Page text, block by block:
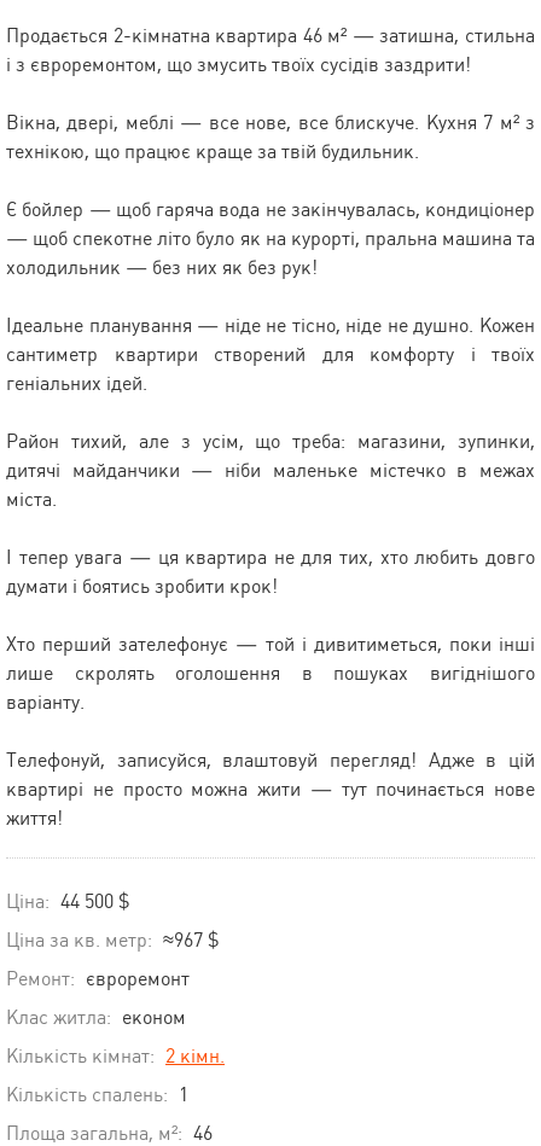
Продається 2-кімнатна квартира 46 м² — затишна, стильна
і з євроремонтом, що змусить твоїх сусідів заздрити!
Вікна, двері, меблі — все нове, все блискуче. Кухня 7 м² з
технікою, що працює краще за твій будильник.
Є бойлер — щоб гаряча вода не закінчувалась, кондиціонер
— щоб спекотне літо було як на курорті, пральна машина та
холодильник — без них як без рук!
Ідеальне планування — ніде не тісно, ніде не душно. Кожен
сантиметр квартири створений для комфорту і твоїх
геніальних ідей.
Район тихий, але з усім, що треба: магазини, зупинки,
дитячі майданчики — ніби маленьке містечко в межах
міста.
І тепер увага — ця квартира не для тих, хто любить довго
думати і боятись зробити крок!
Хто перший зателефонує — той і дивитиметься, поки інші
лише скролять оголошення в пошуках вигіднішого
варіанту.
Телефонуй, записуйся, влаштовуй перегляд! Адже в цій
квартирі не просто можна жити — тут починається нове
життя!
Ціна: 44 500 $
Ціна за кв. метр: ≈967 $
Ремонт: євроремонт
Клас житла: економ
Кількість кімнат: 2 кімн.
Кількість спалень:
1
Площа загальна, м²: 46